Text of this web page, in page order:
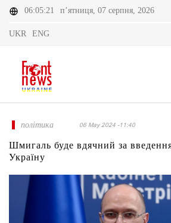
06:05:21 п’ятниця, 07 серпня, 2026
UKR ENG
політика 06 May 2024 -11:40
Шмигаль буде вдячний за
Україну